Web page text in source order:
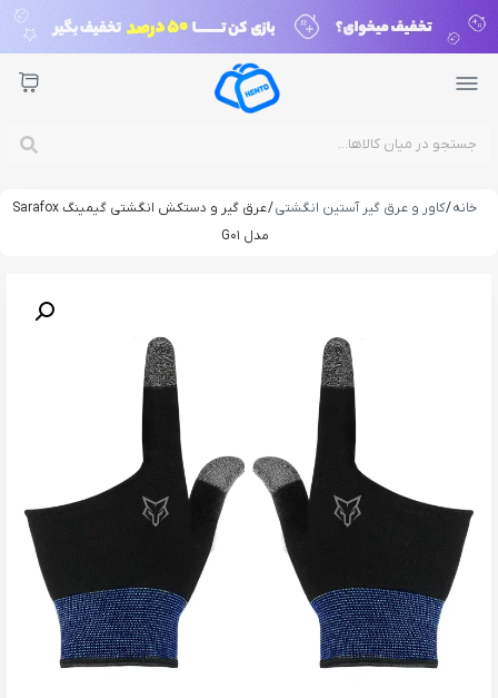
خانه/کاور و عرق گیر آستین انگشتی
/ عرق گیر و دستکش انگشتی گیمینگ Sarafox
مدل G01